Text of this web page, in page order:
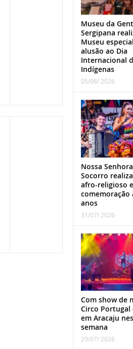
Museu da
Sergipana
Museu
alusão ao Dia
Internacional
Indígenas
05/08/ 2026
Nossa
Socorro
afro-religioso
comemoração
anos
31/07/ 2026
Com show de
Circo Portugal
em Aracaju
semana
29/07/ 2026